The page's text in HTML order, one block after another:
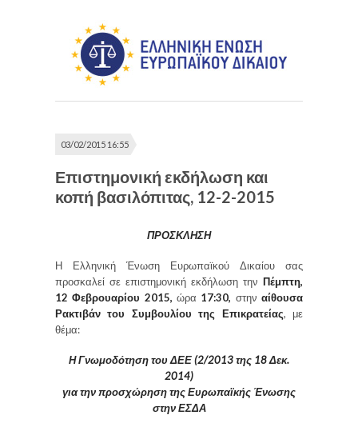
03/02/2015 16:55
Επιστημονική εκδήλωση και
κοπή βασιλόπιτας, 12-2-2015
ΠΡΟΣΚΛΗΣΗ
Η Ελληνική Ένωση Ευρωπαϊκού Δικαίου σας
προσκαλεί σε επιστημονική εκδήλωση την Πέμπτη,
12 Φεβρουαρίου 2015, ώρα 17:30, στην αίθουσα
Ρακτιβάν του Συμβουλίου της Επικρατείας, με
θέμα:
Η Γνωμοδότηση του ΔΕΕ (2/2013 της 18 Δεκ.
2014)
για την προσχώρηση της Ευρωπαϊκής Ένωσης
στην ΕΣΔΑ